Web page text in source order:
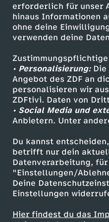
erforderlich für unser
hinaus Informationen
ohne deine
verwenden deine
• Personalisierung:Die
Angebot des ZDF an
personalisieren wir
ZDFtivi. Daten von
• Social Media und
Anbietern. Unter
Du kannst
betrifft nur dein
Datenverarbeitung,
"Einstellungen/
Deine
Einstellungen
Hier findest du das
Ähnliche
Action